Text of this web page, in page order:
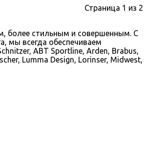
Страница 1 из 2
более стильным и совершенным. С
мы всегда обеспечиваем
ABT Sportline, Arden, Brabus,
Lumma Design, Lorinser, Midwest,